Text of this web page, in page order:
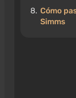
8. Cómo
Simms